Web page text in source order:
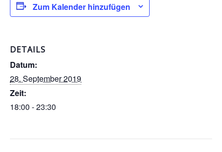
Zum Kalender hinzufügen
DETAILS
Datum:
28. September 2019
Zeit:
18:00 - 23:30